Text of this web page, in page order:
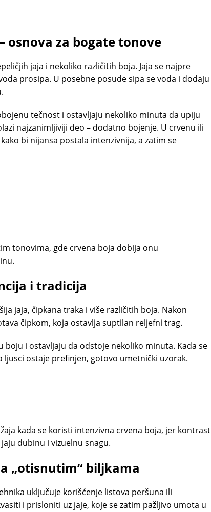
osnova za bogate tonove
jaja i nekoliko različitih boja. Jaja se najpre
prosipa. U posebne posude sipa se voda i dodaju
tečnost i ostavljaju nekoliko minuta da upiju
najzanimljiviji deo – dodatno bojenje. U crvenu ili
bi nijansa postala intenzivnija, a zatim se
tonovima, gde crvena boja dobija onu
i tradicija
jaja, čipkana traka i više različitih boja. Nakon
čipkom, koja ostavlja suptilan reljefni trag.
boju i ostavljaju da odstoje nekoliko minuta. Kada se
ljusci ostaje prefinjen, gotovo umetnički uzorak.
kada se koristi intenzivna crvena boja, jer kontrast
dubinu i vizuelnu snagu.
„otisnutim“ biljkama
uključuje korišćenje listova peršuna ili
i prisloniti uz jaje, koje se zatim pažljivo umota u